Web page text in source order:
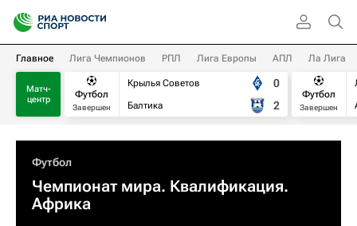
Главное Лига Чемпионов РПЛ Лига Европы АПЛ Ла Лига
Матч-
центр
Футбол
Завершен
Крылья Советов
Балтика
0
2
Футбол
Завершен
Футбол
Чемпионат мира. Квалификация.
Африка